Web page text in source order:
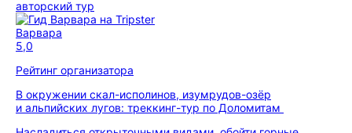
авторский тур
Варвара
5,0
Рейтинг организатора
В окружении скал-исполинов, изумрудов-озёр
и альпийских лугов: треккинг-тур по Доломитам